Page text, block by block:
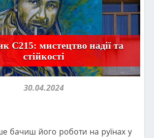
C215: мистецтво надії та
стійкості
30.04.2024
бачиш його роботи на руїнах у